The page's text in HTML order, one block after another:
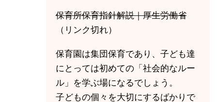
保育所保育指針解説｜厚生労働省
（リンク切れ）
保育園は集団保育であり、子ども達
にとっては初めての「社会的なルー
ル」を学ぶ場になるでしょう。
子どもの個々を大切にするばかりで